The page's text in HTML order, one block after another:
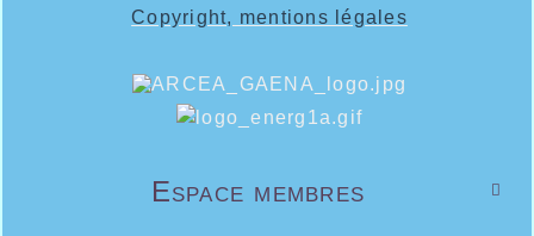
Copyright, mentions légales

Espace membres